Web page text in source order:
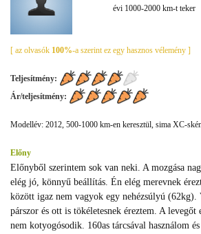
évi 1000-2000 km-t teker
[ az olvasók 100%-a szerint ez egy hasznos vélemény ]
Teljesítmény:
Ár/teljesítmény:
Modellév: 2012, 500-1000 km-en keresztül, sima XC-
Előny
Előnyből szerintem sok van neki. A mozgása
elég jó, könnyű beállítás. Én elég merevnek
között igaz nem vagyok egy nehézsúlyú (62kg).
párszor és ott is tökéletesnek éreztem. A levegőt
nem kotyogósodik. 160as tárcsával használom